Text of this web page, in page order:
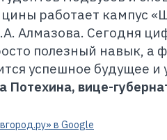
работает кампус
Алмазова. Сегодня
полезный навык, а
успешное будущее и
Потехина, вице-
в Google